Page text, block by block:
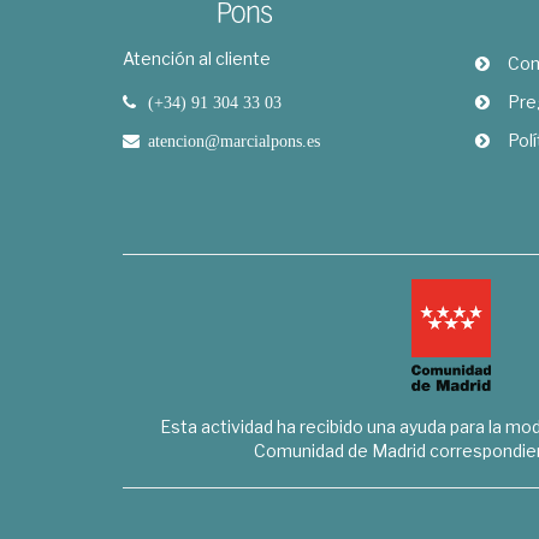
Atención al cliente
(+34) 91 304 33 03
atencion@marcialpons.es
Esta actividad ha recibido una ayuda para la
Comunidad de Madrid